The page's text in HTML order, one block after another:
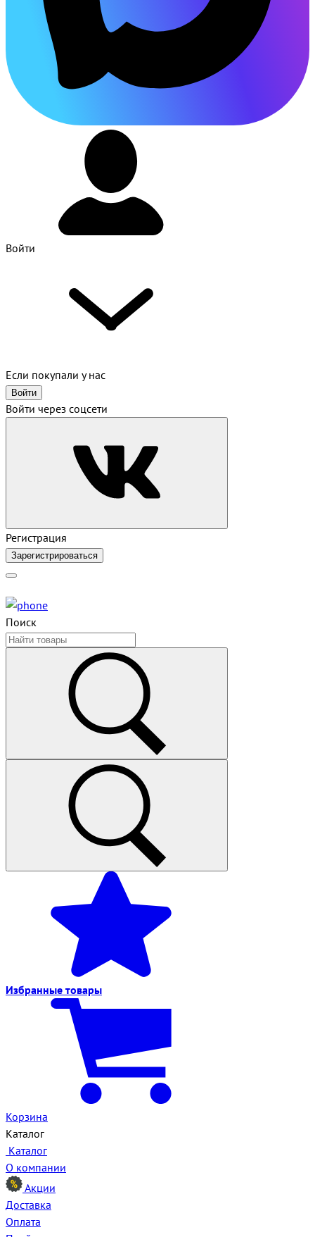
Войти
Если покупали у нас
Войти
Войти через соцсети
Регистрация
Зарегистрироваться
Поиск
Избранные товары
Корзина
Каталог
Каталог
О компании
Акции
Доставка
Оплата